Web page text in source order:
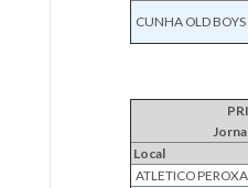
CUNHA OLD BOYS
Local
ATLETICO PEROXA